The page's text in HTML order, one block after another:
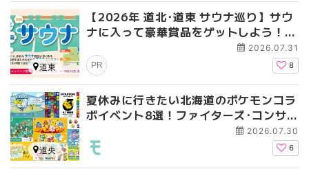
【2026年 道北･道東 サウナ巡り】サウ
ナに入って豪華賞品をゲットしよう！1
2026.07.31
PR 8
道東
夏休みに行きたい北海道のポケモンコラ
ボイベント8選！ファイターズ･コンサ･
2026.07.30
6
道央